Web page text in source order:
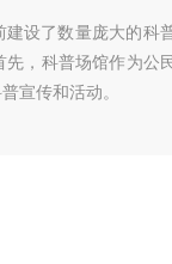
设了数量庞大的科
，科普场馆作为公
宣传和活动。